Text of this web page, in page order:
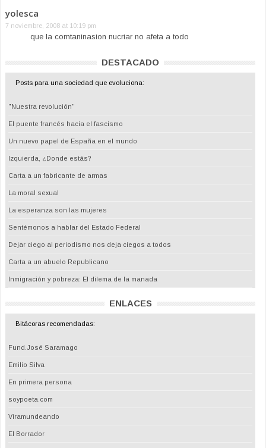
yolesca
7 noviembre, 2008 at 10:19 pm
que la comtaninasion nucriar no afeta a todo
DESTACADO
Posts para una sociedad que evoluciona:
"Nuestra revolución"
El puente francés hacia el fascismo
Un nuevo papel de España en el mundo
Izquierda, ¿Donde estás?
Carta a un fabricante de armas
La moral sexual
La esperanza son las mujeres
Sentémonos a hablar del Estado Federal
Dejar ciego al periodismo nos deja ciegos a todos
Carta a un abuelo Republicano
Inmigración y pobreza: El dilema de la manada
ENLACES
Bitácoras recomendadas:
Fund.José Saramago
Emilio Silva
En primera persona
soypoeta.com
Viramundeando
El Borrador